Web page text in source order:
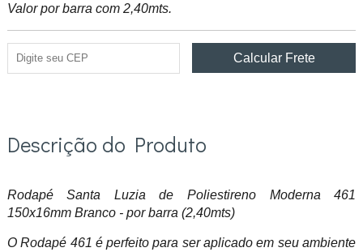
Valor por barra com 2,40mts.
Descrição do Produto
Rodapé Santa Luzia de Poliestireno Moderna 461
150x16mm Branco - por barra (2,40mts)
O Rodapé 461 é perfeito para ser aplicado em seu ambiente